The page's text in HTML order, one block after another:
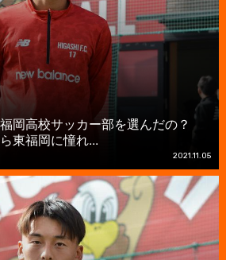
岡高校サッカー部を選んだの？
東福岡に憧れ...
2021.11.05